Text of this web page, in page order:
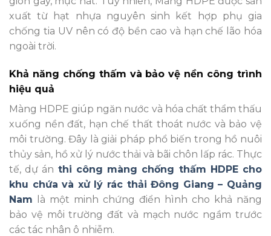
xuất từ hạt nhựa nguyên sinh kết hợp phụ gia
chống tia UV nên có độ bền cao và hạn chế lão hóa
ngoài trời.
Khả năng chống thấm và bảo vệ nền công trình
hiệu quả
Màng HDPE giúp ngăn nước và hóa chất thẩm thấu
xuống nền đất, hạn chế thất thoát nước và bảo vệ
môi trường. Đây là giải pháp phổ biến trong hồ nuôi
thủy sản, hồ xử lý nước thải và bãi chôn lấp rác. Thực
tế, dự án thi công màng chống thấm HDPE cho
khu chứa và xử lý rác thải Đông Giang – Quảng
Nam là một minh chứng điển hình cho khả năng
bảo vệ môi trường đất và mạch nước ngầm trước
các tác nhân ô nhiễm.